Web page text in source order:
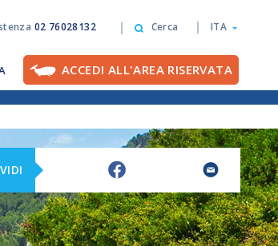
Cerca ITA
ACCEDI ALL'AREA RISERVATA
02 76028132